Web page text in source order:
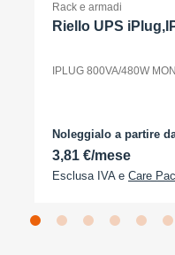
Rack e armadi
Riello UPS
IPLUG 800VA/480W
Noleggialo a partire
3,81 €/mese
Esclusa IVA e Care